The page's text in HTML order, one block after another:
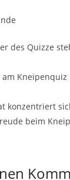
des Quizze
konzentriert
beim